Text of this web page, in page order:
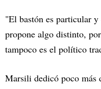
"El bastón es particular
propone algo distinto,
tampoco es el político
Marsili dedicó poco más